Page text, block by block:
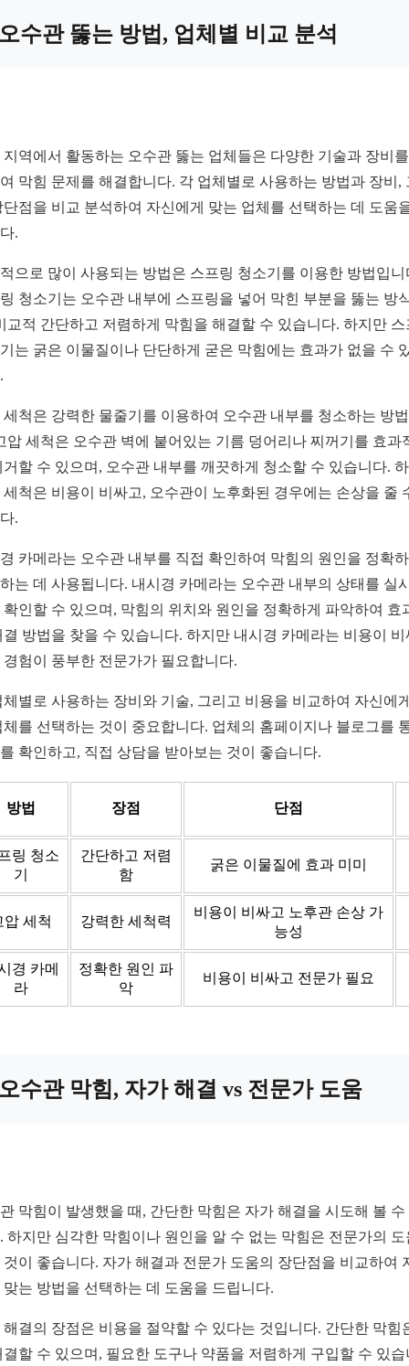
수관 뚫는 방법, 업체별 비교 분석
지역에서 활동하는 오수관 뚫는 업체들은 다양한 기술과 장비
막힘 문제를 해결합니다. 각 업체별로 사용하는 방법과 장비,
단점을 비교 분석하여 자신에게 맞는 업체를 선택하는 데 도움
.
으로 많이 사용되는 방법은 스프링 청소기를 이용한 방법입니
청소기는 오수관 내부에 스프링을 넣어 막힌 부분을 뚫는 방
교적 간단하고 저렴하게 막힘을 해결할 수 있습니다. 하지만 스
는 굵은 이물질이나 단단하게 굳은 막힘에는 효과가 없을 수
세척은 강력한 물줄기를 이용하여 오수관 내부를 청소하는 방
압 세척은 오수관 벽에 붙어있는 기름 덩어리나 찌꺼기를 효과
거할 수 있으며, 오수관 내부를 깨끗하게 청소할 수 있습니다.
세척은 비용이 비싸고, 오수관이 노후화된 경우에는 손상을 줄
.
카메라는 오수관 내부를 직접 확인하여 막힘의 원인을 정확
는 데 사용됩니다. 내시경 카메라는 오수관 내부의 상태를 실
확인할 수 있으며, 막힘의 위치와 원인을 정확하게 파악하여 효
결 방법을 찾을 수 있습니다. 하지만 내시경 카메라는 비용이 비
경험이 풍부한 전문가가 필요합니다.
체별로 사용하는 장비와 기술, 그리고 비용을 비교하여 자신에
체를 선택하는 것이 중요합니다. 업체의 홈페이지나 블로그를
확인하고, 직접 상담을 받아보는 것이 좋습니다.
방법 장점 단점
링 청소
기
간단하고 저렴
함
굵은 이물질에 효과 미미
압 세척 강력한 세척력
비용이 비싸고 노후관 손상 가
능성
경 카메
라
정확한 원인 파
악
비용이 비싸고 전문가 필요
수관 막힘, 자가 해결 vs 전문가 도움
막힘이 발생했을 때, 간단한 막힘은 자가 해결을 시도해 볼 수
하지만 심각한 막힘이나 원인을 알 수 없는 막힘은 전문가의 도
것이 좋습니다. 자가 해결과 전문가 도움의 장단점을 비교하여
맞는 방법을 선택하는 데 도움을 드립니다.
해결의 장점은 비용을 절약할 수 있다는 것입니다. 간단한 막힘
결할 수 있으며, 필요한 도구나 약품을 저렴하게 구입할 수 있습